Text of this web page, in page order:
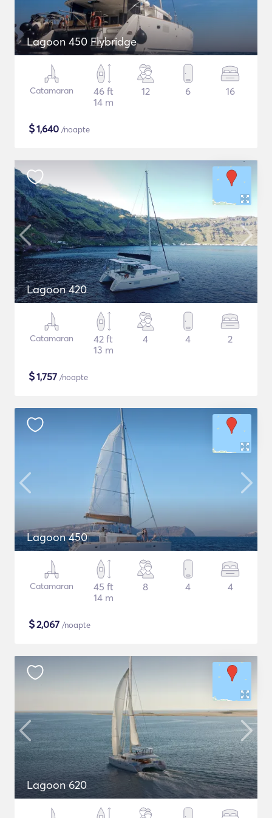
Lagoon 450 Flybridge
Catamaran
46 ft
14 m
12 6 16
$1,640 /noapte
Lagoon 420
Catamaran
42 ft
13 m
4 4 2
$1,757 /noapte
Lagoon 450
Catamaran
45 ft
14 m
8 4 4
$2,067 /noapte
Lagoon 620